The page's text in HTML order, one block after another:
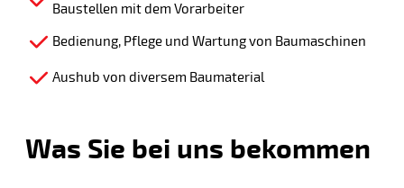
Baustellen mit dem Vorarbeiter
Bedienung, Pflege und Wartung von Baumaschinen
Aushub von diversem Baumaterial
Was Sie bei uns bekommen